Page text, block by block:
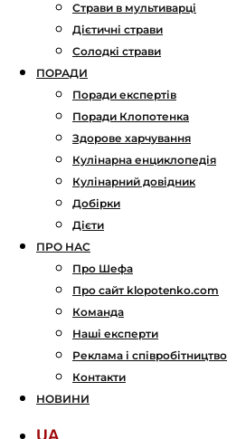
Страви в мультиварці
Дієтичні страви
Солодкі страви
ПОРАДИ
Поради експертів
Поради Клопотенка
Здорове харчування
Кулінарна енциклопедія
Кулінарний довідник
Добірки
Дієти
ПРО НАС
Про Шефа
Про сайт klopotenko.com
Команда
Наші експерти
Реклама і співробітництво
Контакти
НОВИНИ